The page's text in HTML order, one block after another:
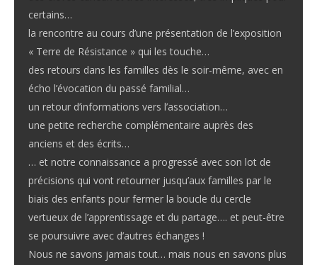
certains…
la rencontre au cours d’une présentation de l’exposition
« Terre de Résistance » qui les touche…
des retours dans les familles dès le soir-même, avec en
écho l’évocation du passé familial…
un retour d’informations vers l’association…
une petite recherche complémentaire auprès des
anciens et des écrits…
… et notre connaissance a progressé avec son lot de
précisions qui vont retourner jusqu’aux familles par le
biais des enfants pour fermer la boucle du cercle
vertueux de l’apprentissage et du partage…. et peut-être
se poursuivre avec d’autres échanges !
Nous ne savons jamais tout… mais nous en savons plus